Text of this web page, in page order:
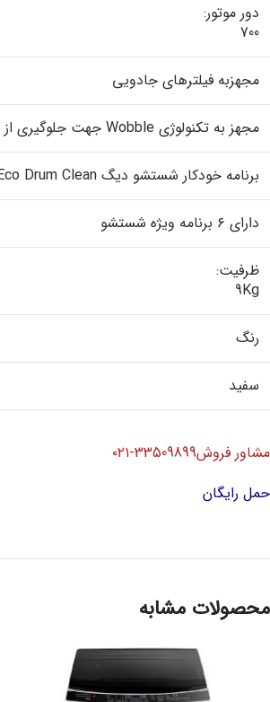
دور موتور:
700
مجهزبه فیلترهای جادویی
مجهز به تکنولوژی Wobble جهت جلوگیری از چروک شدن لباس و افزایش کیفیت شستشو
برنامه خودکار شستشو دیگ Eco Drum Clean
دارای ۶ برنامه ویژه شستشو
ظرفیت:
9Kg
رنگ
سفید
مشاور فروش33509899-۰۲۱
حمل رایگان
محصولات مشابه